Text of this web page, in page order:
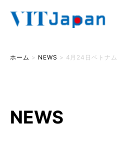
ホーム > NEWS > 4月24日ベトナ
NEWS